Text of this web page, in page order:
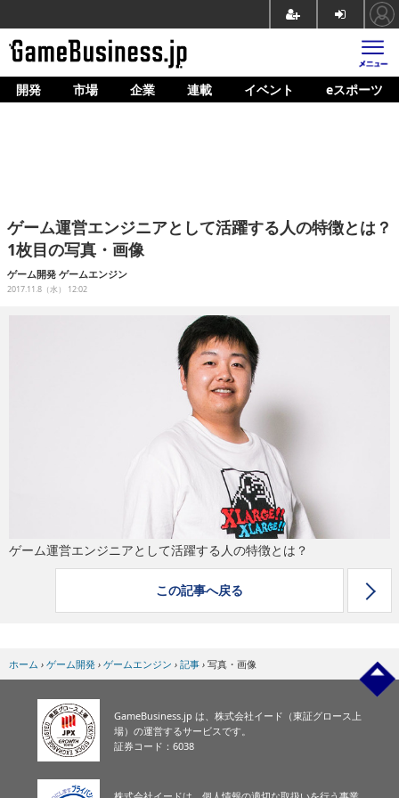
ホーム
企業動向
人材育成
開発 市場 企業 連載 イベント eスポーツ
ゲーム運営エンジニアとして活躍する人の特徴とは？
1枚目の写真・画像
ゲーム開発 ゲームエンジン
2017.11.8（水） 12:02
ゲーム運営エンジニアとして活躍する人の特徴とは？
この記事へ戻る
ホーム › ゲーム開発 › ゲームエンジン › 記事 › 写真・画像
GameBusiness.jp は、株式会社イード（東証グロース上
場）の運営するサービスです。
証券コード：6038